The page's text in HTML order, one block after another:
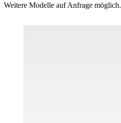
Weitere Modelle auf Anfrage möglich.